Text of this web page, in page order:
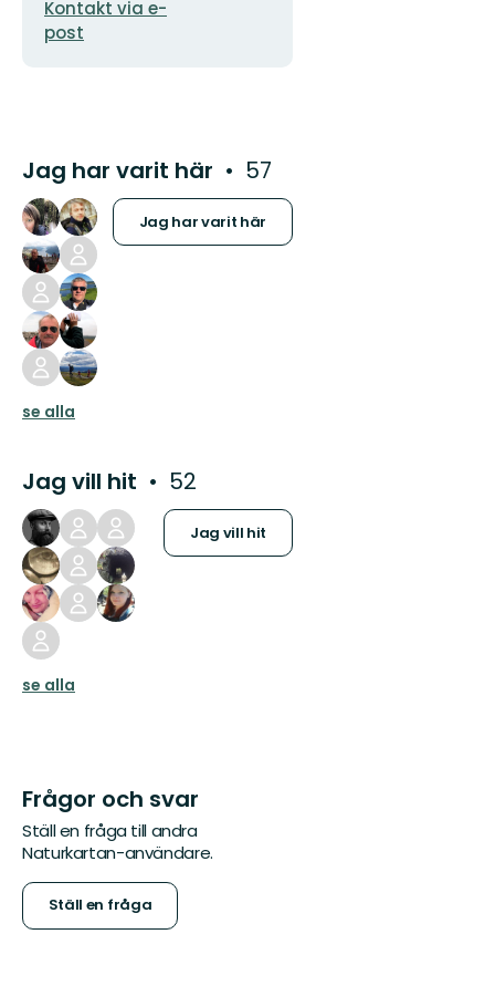
Kontakt via e-
post
Jag har varit här 57
Jag har varit här
se alla
Jag vill hit 52
Jag vill hit
se alla
Frågor och svar
Ställ en fråga till andra
Naturkartan-användare.
Ställ en fråga